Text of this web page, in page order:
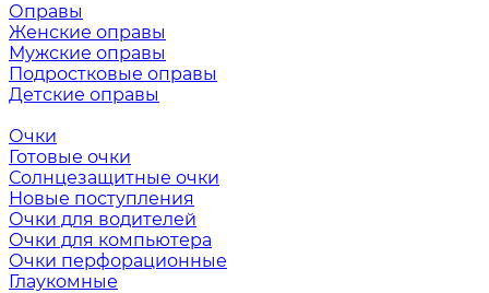
Оправы
Женские оправы
Мужские оправы
Подростковые оправы
Детские оправы
Очки
Готовые очки
Солнцезащитные очки
Новые поступления
Очки для водителей
Очки для компьютера
Очки перфорационные
Глаукомные